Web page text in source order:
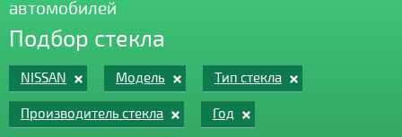
автомобилей
Подбор стекла
NISSAN Модель Тип стекла
Производитель стекла Год